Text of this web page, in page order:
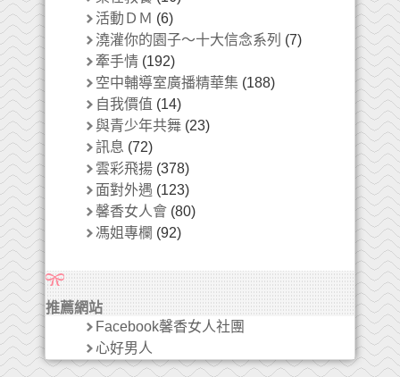
活動ＤＭ (6)
澆灌你的園子～十大信念系列 (7)
牽手情 (192)
空中輔導室廣播精華集 (188)
自我價值 (14)
與青少年共舞 (23)
訊息 (72)
雲彩飛揚 (378)
面對外遇 (123)
馨香女人會 (80)
馮姐專欄 (92)
推薦網站
Facebook馨香女人社團
心好男人